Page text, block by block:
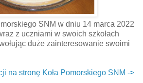
SNM w dniu 14 marca 2022
z uczniami w swoich szkołach
duże zainteresowanie swoimi
na stronę Koła Pomorskiego SNM ->